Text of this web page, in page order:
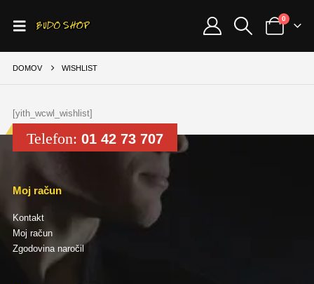
0
DOMOV WISHLIST
[yith_wcwl_wishlist]
Telefon: 01 42 73 707
Moj račun
Kontakt
Moj račun
Zgodovina naročil